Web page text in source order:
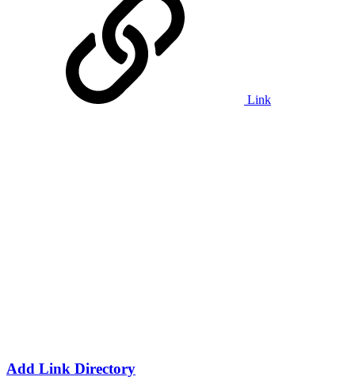
Link
Add Link Directory